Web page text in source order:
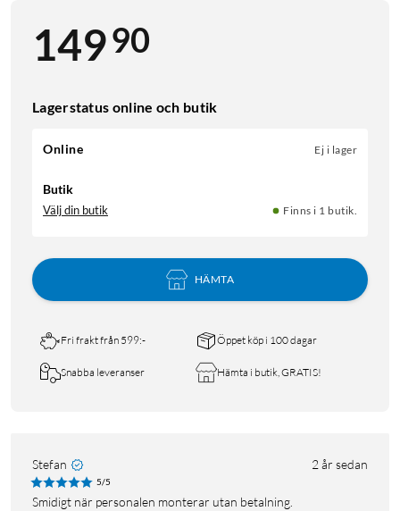
14990
Lagerstatus online och butik
Online Ej i lager
Butik
Välj din butik Finns i 1 butik.
HÄMTA
Fri frakt från 599:- Öppet köp i 100 dagar
Snabba leveranser Hämta i butik, GRATIS!
Stefan 2 år sedan
5/5
smidigt när personalen monterar utan betalning.